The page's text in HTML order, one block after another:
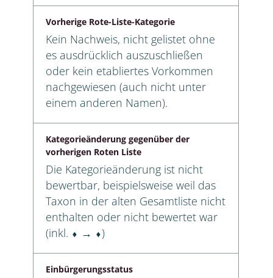
Vorherige Rote-Liste-Kategorie
Kein Nachweis, nicht gelistet ohne
es ausdrücklich auszuschließen
oder kein etabliertes Vorkommen
nachgewiesen (auch nicht unter
einem anderen Namen).
Kategorieänderung gegenüber der
vorherigen Roten Liste
Die Kategorieänderung ist nicht
bewertbar, beispielsweise weil das
Taxon in der alten Gesamtliste nicht
enthalten oder nicht bewertet war
(inkl. ⬧ → ⬧)
Einbürgerungsstatus